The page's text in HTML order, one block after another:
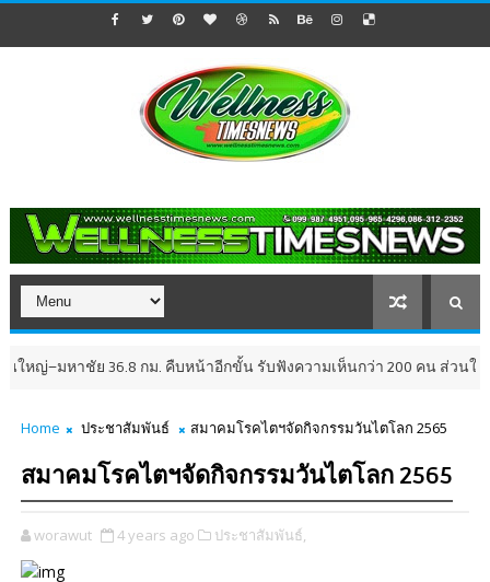
36.8 กม. คืบหน้าอีกขั้น รับฟังความเห็นกว่า 200 คน ส่วนใหญ่เห็นพ้องให้
Home ประชาสัมพันธ์ สมาคมโรคไตฯจัดกิจกรรมวันไตโลก 2565
สมาคมโรคไตฯจัดกิจกรรมวันไตโลก 2565
worawut 4 years ago ประชาสัมพันธ์,